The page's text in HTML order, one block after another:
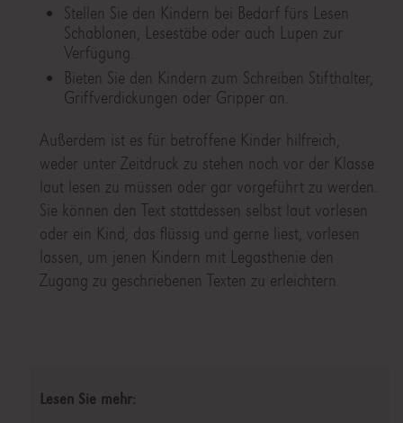
Stellen Sie den Kindern bei Bedarf fürs Lesen
Schablonen, Lesestäbe oder auch Lupen zur
Verfügung.
Bieten Sie den Kindern zum Schreiben Stifthalter,
Griffverdickungen oder Gripper an.
Außerdem ist es für betroffene Kinder hilfreich,
weder unter Zeitdruck zu stehen noch vor der Klasse
laut lesen zu müssen oder gar vorgeführt zu werden.
Sie können den Text stattdessen selbst laut vorlesen
oder ein Kind, das flüssig und gerne liest, vorlesen
lassen, um jenen Kindern mit Legasthenie den
Zugang zu geschriebenen Texten zu erleichtern.
Lesen Sie mehr: